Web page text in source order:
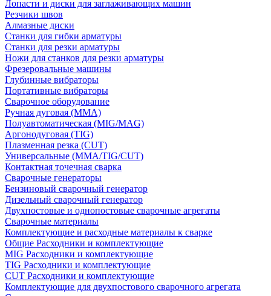
Лопасти и диски для заглаживающих машин
Резчики швов
Алмазные диски
Станки для гибки арматуры
Станки для резки арматуры
Ножи для станков для резки арматуры
Фрезеровальные машины
Глубинные вибраторы
Портативные вибраторы
Сварочное оборудование
Ручная дуговая (MMA)
Полуавтоматическая (MIG/MAG)
Аргонодуговая (TIG)
Плазменная резка (CUT)
Универсальные (MMA/TIG/CUT)
Контактная точечная сварка
Сварочные генераторы
Бензиновый сварочный генератор
Дизельный сварочный генератор
Двухпостовые и однопостовые сварочные агрегаты
Сварочные материалы
Комплектующие и расходные материалы к сварке
Общие Расходники и комплектующие
MIG Расходники и комплектующие
TIG Расходники и комплектующие
CUT Расходники и комплектующие
Комплектующие для двухпостового сварочного агрегата